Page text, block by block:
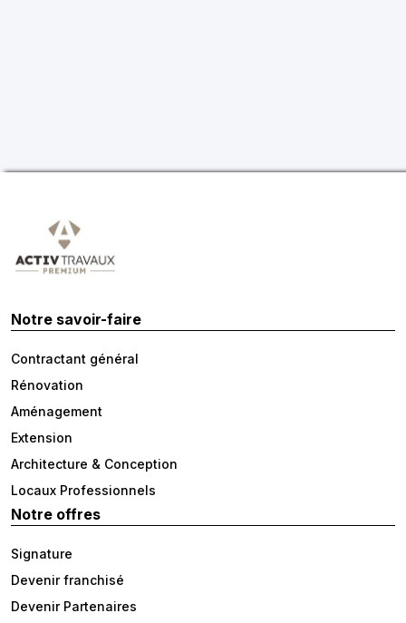
Notre savoir-faire
Contractant général
Rénovation
Aménagement
Extension
Architecture & Conception
Locaux Professionnels
Notre offres
Signature
Devenir franchisé
Devenir Partenaires